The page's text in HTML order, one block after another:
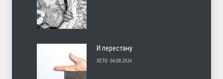
И перестану
ЛЕТО 04.08.2026